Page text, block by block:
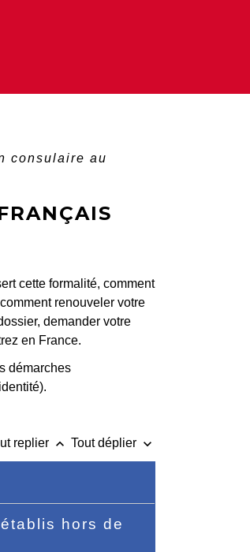
consulaire au
cette formalité, comment
renouveler votre
demander votre
en France.
démarches
replier keyboard_arrow_up Tout déplier keyboard_arrow_down
hors de